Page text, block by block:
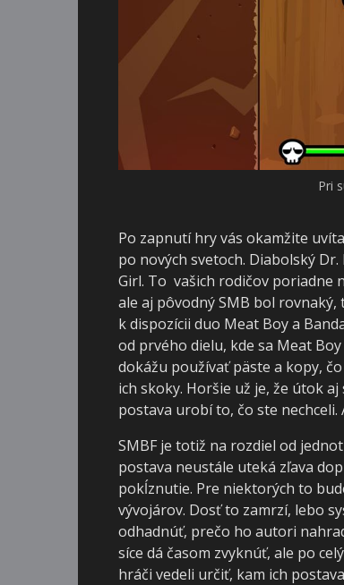
Pri
Po zapnutí hry vás okamžite
po nových svetoch. Diabolský
Girl. To vašich rodičov poriadne
ale aj pôvodný SMB bol rovnaký,
k dispozícii duo Meat Boy a
od prvého dielu, kde sa Meat
dokážu používať päste a kopy,
ich skoky. Horšie už je, že útok
postava urobí to, čo ste
SMBF je totiž na rozdiel od
postava neustále uteká zľava
pokĺznutie. Pre niektorých to
vývojárov. Dosť to zamrzí, lebo
odhadnúť, prečo ho autori
síce dá časom zvyknúť, ale po
hráči vedeli určiť, kam ich